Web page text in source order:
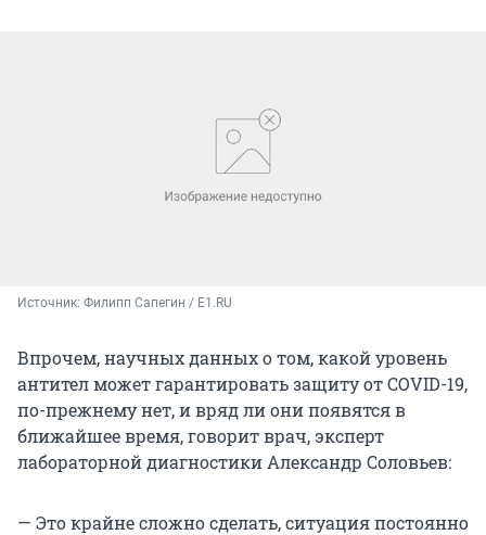
Источник: Филипп Сапегин / E1.RU
Впрочем, научных данных о том, какой уровень
антител может гарантировать защиту от COVID-19,
по-прежнему нет, и вряд ли они появятся в
ближайшее время, говорит врач, эксперт
лабораторной диагностики Александр Соловьев:
— Это крайне сложно сделать, ситуация постоянно